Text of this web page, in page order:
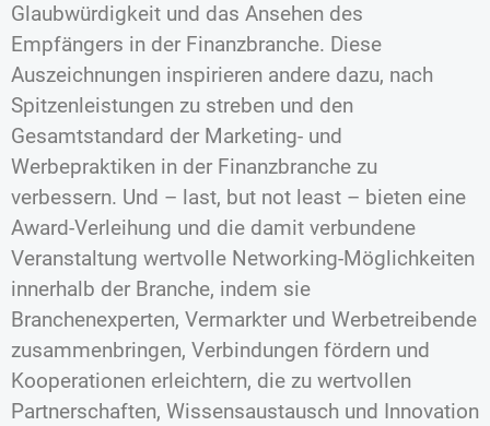
Glaubwürdigkeit und das Ansehen des
Empfängers in der Finanzbranche. Diese
Auszeichnungen inspirieren andere dazu, nach
Spitzenleistungen zu streben und den
Gesamtstandard der Marketing- und
Werbepraktiken in der Finanzbranche zu
verbessern. Und – last, but not least – bieten eine
Award-Verleihung und die damit verbundene
Veranstaltung wertvolle Networking-Möglichkeiten
innerhalb der Branche, indem sie
Branchenexperten, Vermarkter und Werbetreibende
zusammenbringen, Verbindungen fördern und
Kooperationen erleichtern, die zu wertvollen
Partnerschaften, Wissensaustausch und Innovation